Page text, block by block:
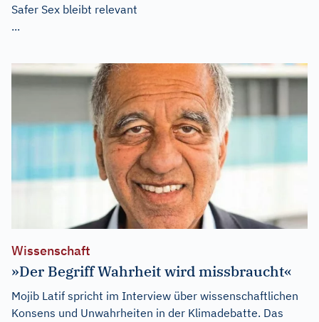
Safer Sex bleibt relevant
...
Wissenschaft
»Der Begriff Wahrheit wird missbraucht«
Mojib Latif spricht im Interview über wissenschaftlichen
Konsens und Unwahrheiten in der Klimadebatte. Das